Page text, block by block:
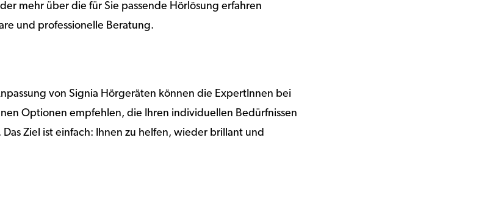
mehr über die für Sie passende Hörlösung erfahren
und professionelle Beratung.
von Signia Hörgeräten können die ExpertInnen bei
Optionen empfehlen, die Ihren individuellen Bedürfnissen
Ziel ist einfach: Ihnen zu helfen, wieder brillant und